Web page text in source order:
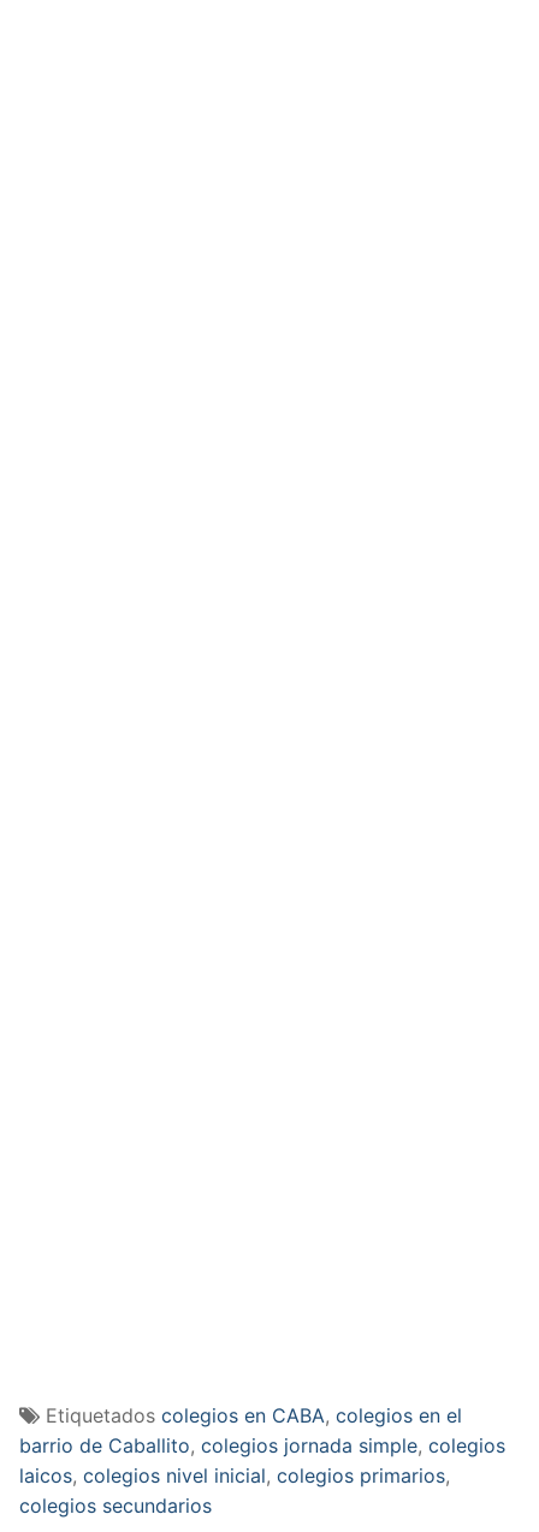
Etiquetados colegios en CABA, colegios en el
barrio de Caballito, colegios jornada simple, colegios
laicos, colegios nivel inicial, colegios primarios,
colegios secundarios